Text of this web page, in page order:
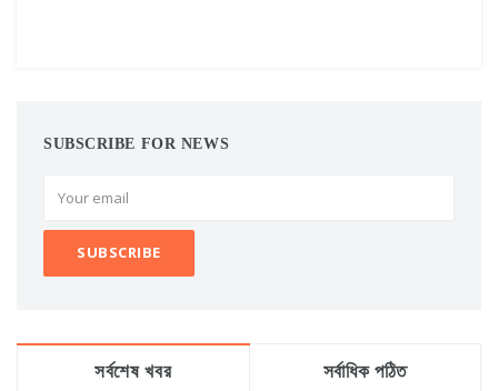
SUBSCRIBE FOR NEWS
সর্বশেষ খবর সর্বাধিক পঠিত